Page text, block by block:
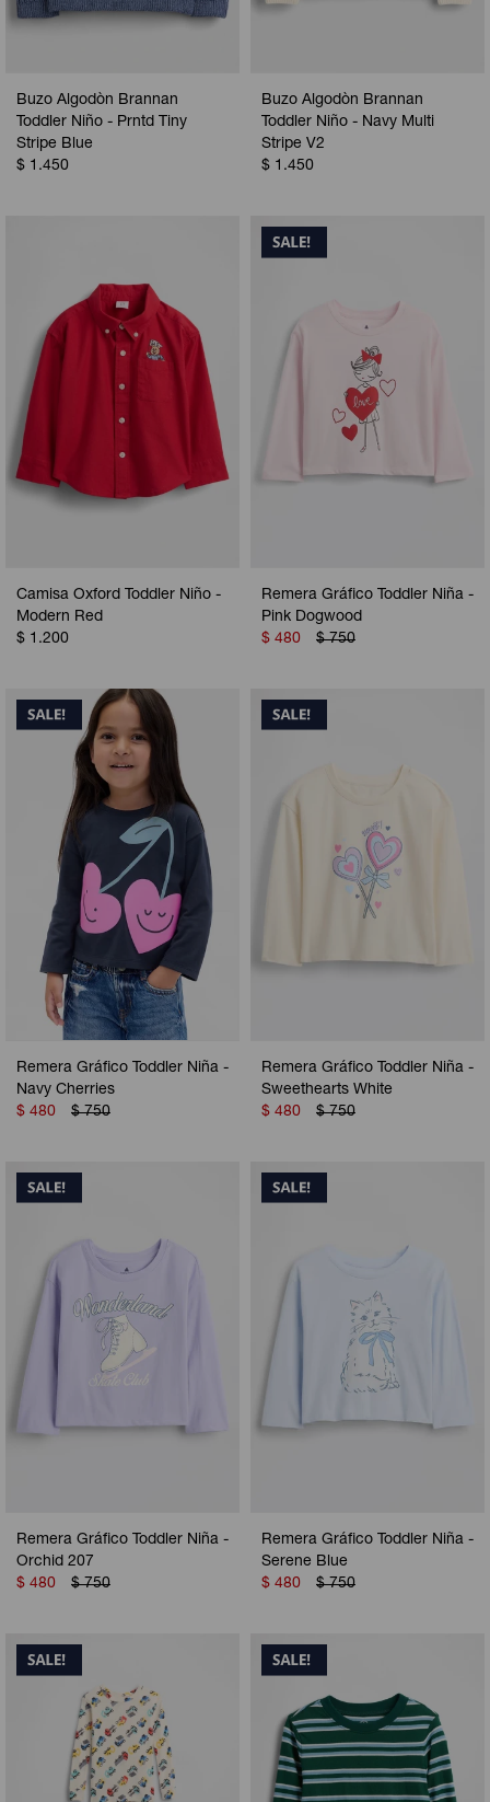
Buzo Algodòn Brannan
Toddler Niño - Prntd Tiny
Stripe Blue
$ 1.450
Buzo Algodòn Brannan
Toddler Niño - Navy Multi
Stripe V2
$ 1.450
Camisa Oxford Toddler Niño -
Modern Red
$ 1.200
Remera Gráfico Toddler Niña -
Pink Dogwood
$ 480 $ 750
Remera Gráfico Toddler Niña -
Navy Cherries
$ 480 $ 750
Remera Gráfico Toddler Niña -
Sweethearts White
$ 480 $ 750
Remera Gráfico Toddler Niña -
Orchid 207
$ 480 $ 750
Remera Gráfico Toddler Niña -
Serene Blue
$ 480 $ 750